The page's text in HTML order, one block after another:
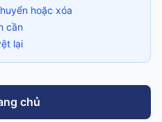
hoặc xóa
cần
lại
chủ